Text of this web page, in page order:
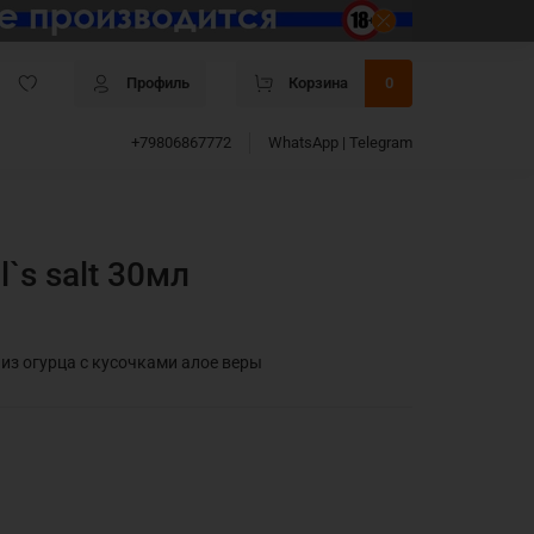
Профиль Корзина 0
+79806867772 WhatsApp | Telegram
salt 30мл
огурца с кусочками алое веры